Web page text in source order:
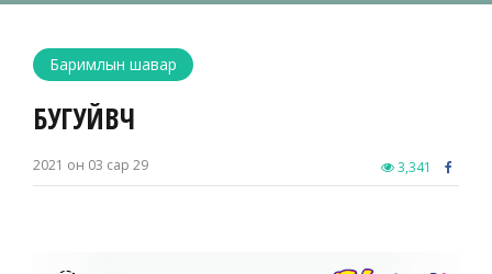
Баримлын шавар
БУГУЙВЧ
3,341
2021 он 03 сар 29